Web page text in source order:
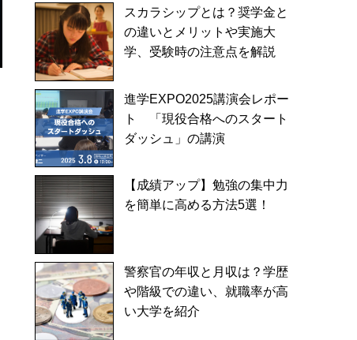
スカラシップとは？奨学金と
の違いとメリットや実施大
学、受験時の注意点を解説
進学EXPO2025講演会レポー
ト 「現役合格へのスタート
ダッシュ」の講演
【成績アップ】勉強の集中力
を簡単に高める方法5選！
警察官の年収と月収は？学歴
や階級での違い、就職率が高
い大学を紹介